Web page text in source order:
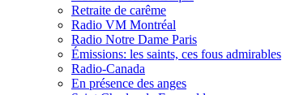
Retraite de carême
Radio VM Montréal
Radio Notre Dame Paris
Émissions: les saints, ces fous admirables
Radio-Canada
En présence des anges